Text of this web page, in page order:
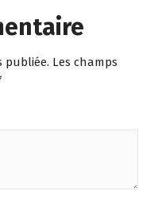
publiée. Les champs